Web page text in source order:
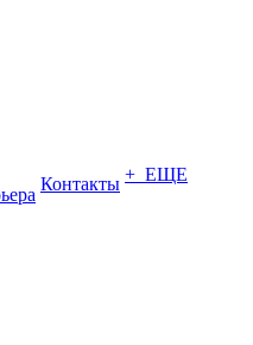
Контакты + ЕЩЕ